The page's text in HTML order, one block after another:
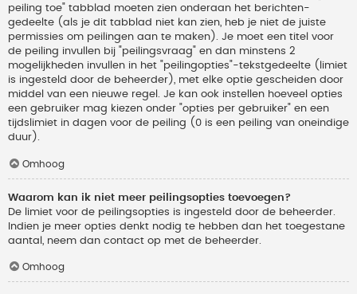
peiling toe" tabblad moeten zien onderaan het berichten-
gedeelte (als je dit tabblad niet kan zien, heb je niet de juiste
permissies om peilingen aan te maken). Je moet een titel voor
de peiling invullen bij "peilingsvraag" en dan minstens 2
mogelijkheden invullen in het "peilingopties"-tekstgedeelte (limiet
is ingesteld door de beheerder), met elke optie gescheiden door
middel van een nieuwe regel. Je kan ook instellen hoeveel opties
een gebruiker mag kiezen onder "opties per gebruiker" en een
tijdslimiet in dagen voor de peiling (0 is een peiling van oneindige
duur).
Omhoog
Waarom kan ik niet meer peilingsopties toevoegen?
De limiet voor de peilingsopties is ingesteld door de beheerder.
Indien je meer opties denkt nodig te hebben dan het toegestane
aantal, neem dan contact op met de beheerder.
Omhoog